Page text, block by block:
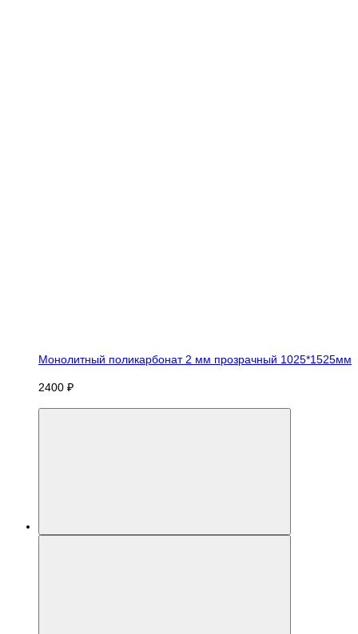
Монолитный поликарбонат 2 мм прозрачный 1025*1525мм
2400 ₽